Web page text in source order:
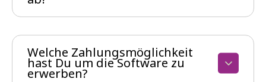
Welche Zahlungsmöglichkeit
hast Du um die Software zu
erwerben?